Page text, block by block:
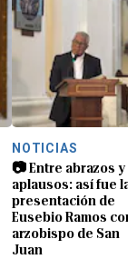
NOTICIAS
📷 Entre abrazos y
aplausos: así fue la
presentación de
Eusebio Ramos
arzobispo de San
Juan